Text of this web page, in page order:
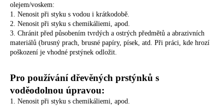
olejem/voskem:
1. Nenosit při styku s vodou i krátkodobě.
2. Nenosit při styku s chemikáliemi, apod.
3. Chránit před působením tvrdých a ostrých předmětů a abrazivních
materiálů (brusný prach, brusné papíry, písek, atd . Při práci, kde hrozí
poškození je vhodné prstýnek odložit.
Pro používání dřevěných prstýnků s
voděodolnou úpravou:
1. Nenosit při styku s chemikáliemi, apod.